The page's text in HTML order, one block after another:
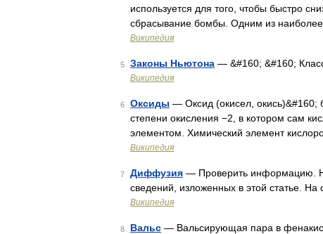
используется для того, чтобы быстро
сбрасывание бомбы. Одним из наиболее
Википедия
5 Законы Ньютона — &#160; &#160;
Википедия
6 Оксиды — Оксид (окисел, окись)&#160;
степени окисления −2, в котором сам
элементом. Химический элемент
Википедия
7 Диффузия — Проверить информацию.
сведений, изложенных в этой статье.
Википедия
8 Вальс — Вальсирующая пара в